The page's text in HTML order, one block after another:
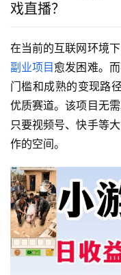
戏直播？
在当前的互联网环境
副业项目愈发困难。而
门槛和成熟的变现路
优质赛道。该项目无
只要视频号、快手等
作的空间。